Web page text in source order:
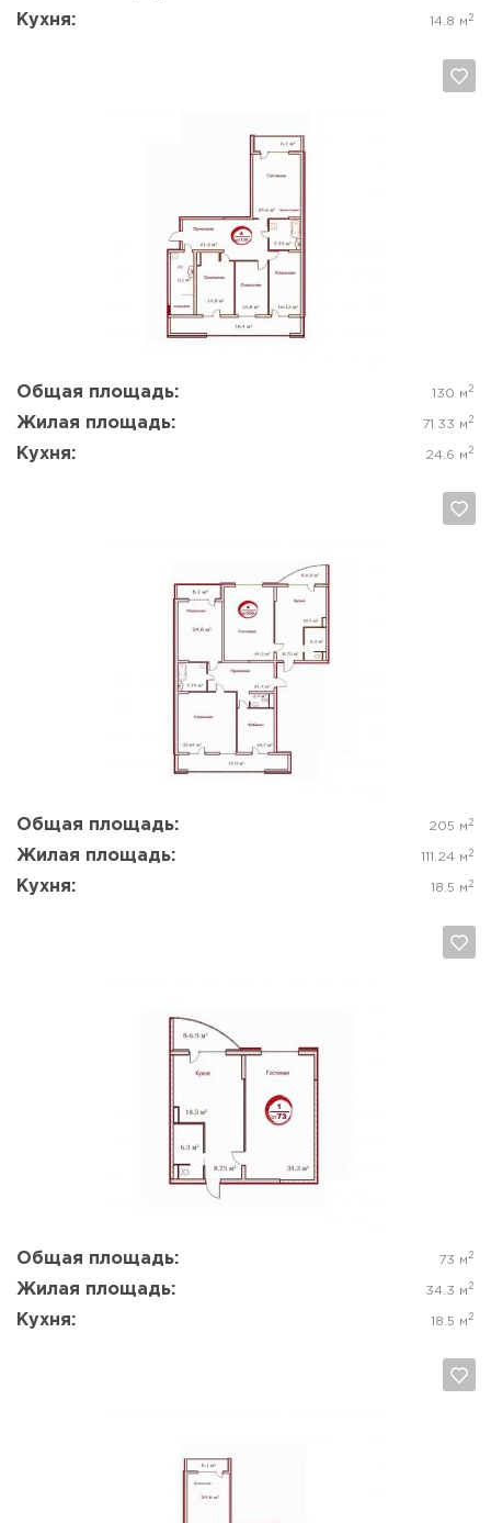
Кухня: 14.8 м 2
Общая площадь: 130 м 2
Жилая площадь: 71.33 м 2
Кухня: 24.6 м 2
Отмена
Общая площадь: 205 м 2
Жилая площадь: 111.24 м 2
Кухня: 18.5 м 2
Да, удалить Отмена
Общая площадь: 73 м 2
Жилая площадь: 34.3 м 2
Кухня: 18.5 м 2